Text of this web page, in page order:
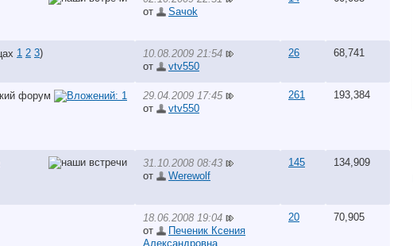
от
Saчok
1 2 3)
10.08.2009 21:54
от
vtv550
26 68,741
29.04.2009 17:45
от
vtv550
261 193,384
31.10.2008 08:43
от
Werewolf
145 134,909
18.06.2008 19:04
от
Печеник Ксения
Александровна
20 70,905